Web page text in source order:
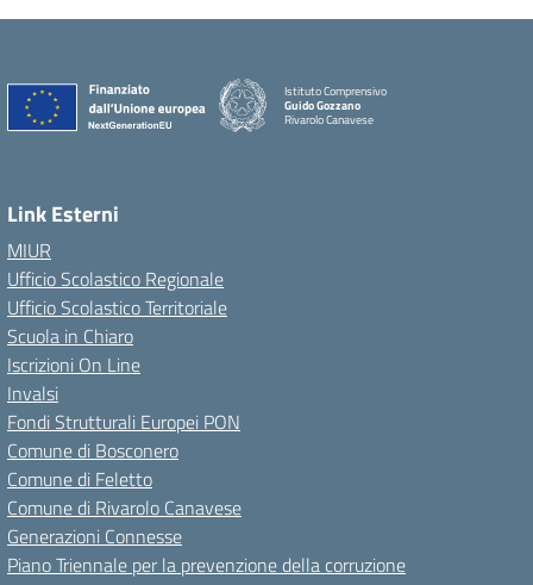
Istituto Comprensivo
Guido Gozzano
Rivarolo Canavese
Link Esterni
MIUR
Ufficio Scolastico Regionale
Ufficio Scolastico Territoriale
Scuola in Chiaro
Iscrizioni On Line
Invalsi
Fondi Strutturali Europei PON
Comune di Bosconero
Comune di Feletto
Comune di Rivarolo Canavese
Generazioni Connesse
Piano Triennale per la prevenzione della corruzione